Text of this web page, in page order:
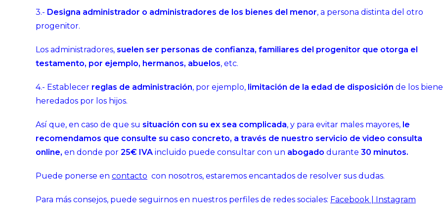
3.- Designa administrador o administradores de los bienes del menor, a persona distinta del otro
progenitor.
Los administradores, suelen ser personas de confianza, familiares del progenitor que otorga el
testamento, por ejemplo, hermanos, abuelos, etc.
4.- Establecer reglas de administración, por ejemplo, limitación de la edad de disposición de los
heredados por los hijos.
Así que, en caso de que su situación con su ex sea complicada, y para evitar males mayores, le
recomendamos que consulte su caso concreto, a través de nuestro servicio de video consulta
online, en donde por 25€ IVA incluido puede consultar con un abogado durante 30 minutos.
Puede ponerse en contacto con nosotros, estaremos encantados de resolver sus dudas.
Para más consejos, puede seguirnos en nuestros perfiles de redes sociales: Facebook Instagram